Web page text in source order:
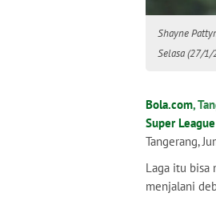
Shayne
Selasa (27/1/
Bola.com,
Super League
Tangerang,
Laga itu bisa
menjalani